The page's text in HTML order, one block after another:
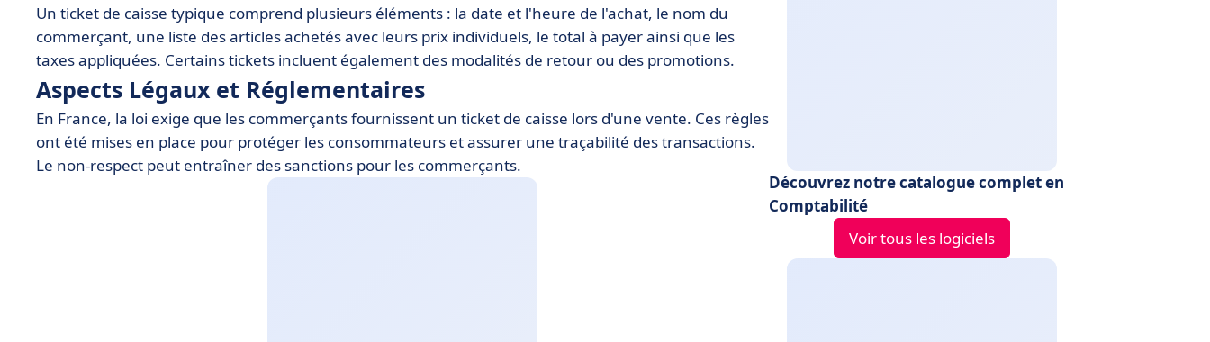
Un ticket de caisse typique comprend plusieurs éléments : la date et l'heure de l'achat, le nom du
commerçant, une liste des articles achetés avec leurs prix individuels, le total à payer ainsi que les
taxes appliquées. Certains tickets incluent également des modalités de retour ou des promotions.
Aspects Légaux et Réglementaires
En France, la loi exige que les commerçants fournissent un ticket de caisse lors d'une vente. Ces règles
ont été mises en place pour protéger les consommateurs et assurer une traçabilité des transactions.
Le non-respect peut entraîner des sanctions pour les commerçants.
Découvrez notre catalogue complet en
Comptabilité
Voir tous les logiciels